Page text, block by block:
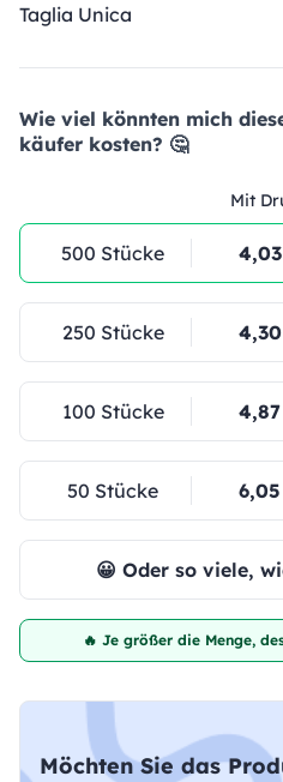
Taglia Unica
Wie viel könnten mich
käufer kosten? 🤔
Mit
500 Stücke
250 Stücke
100 Stücke
50 Stücke
😀 Oder so viele,
🔥 Je größer die Menge,
Möchten Sie das